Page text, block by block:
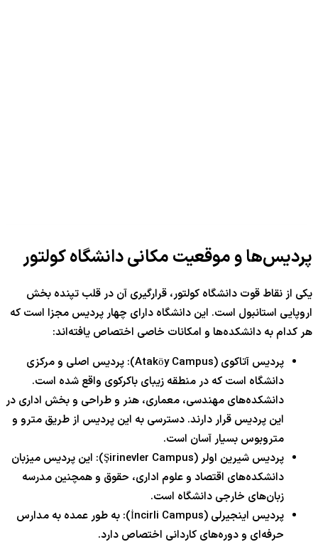
پردیس‌ها و موقعیت مکانی دانشگاه کولتور
یکی از نقاط قوت دانشگاه کولتور، قرارگیری آن در قلب تپنده بخش
اروپایی استانبول است. این دانشگاه دارای چهار پردیس مجزا است که
هر کدام به دانشکده‌ها و امکانات خاصی اختصاص یافته‌اند:
پردیس آتاکوی (Ataköy Campus): پردیس اصلی و مرکزی
دانشگاه است که در منطقه زیبای باکرکوی واقع شده است.
دانشکده‌های مهندسی، معماری، هنر و طراحی و بخش اداری در
این پردیس قرار دارند. دسترسی به این پردیس از طریق مترو و
متروبوس بسیار آسان است.
پردیس شیرین اولر (Şirinevler Campus): این پردیس میزبان
دانشکده‌های اقتصاد و علوم اداری، حقوق و همچنین مدرسه
زبان‌های خارجی دانشگاه است.
پردیس اینجیرلی (İncirli Campus): به طور عمده به مدارس
حرفه‌ای و دوره‌های کاردانی اختصاص دارد.